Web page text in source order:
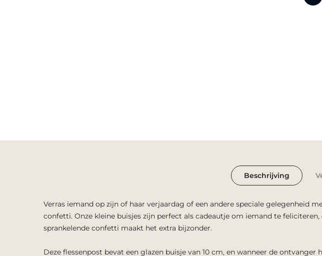
Beschrijving
Verras iemand op zijn of haar verjaardag of een andere speciale gelegenheid
confetti. Onze kleine buisjes zijn perfect als cadeautje om iemand te
sprankelende confetti maakt het extra bijzonder.
Deze flessenpost bevat een glazen buisje van 10 cm, en wanneer de